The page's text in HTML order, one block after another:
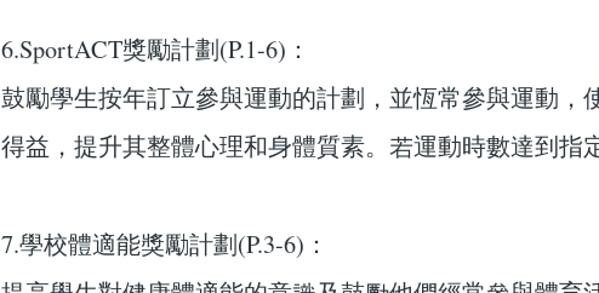
6.SportACT獎勵計劃(P.1-6)：
鼓勵學生按年訂立參與運動的計劃，並恆常參與運動
得益，提升其整體心理和身體質素。若運動時數達到指
7.學校體適能獎勵計劃(P.3-6)：